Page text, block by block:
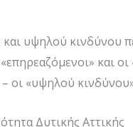
υψηλού κινδύνου
και
– οι «υψηλού
Δυτικής Αττικής